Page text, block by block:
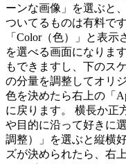
ーンな画像」を選ぶと
ついてるものは有料で
「Color（色）」と表
を選べる画面になりま
もできますし、下のス
の分量を調整してオリ
色を決めたら右上の「
に戻ります。 横長か正
や目的に沿って好きに
調整）」を選ぶと縦横
ズが決められたら、右